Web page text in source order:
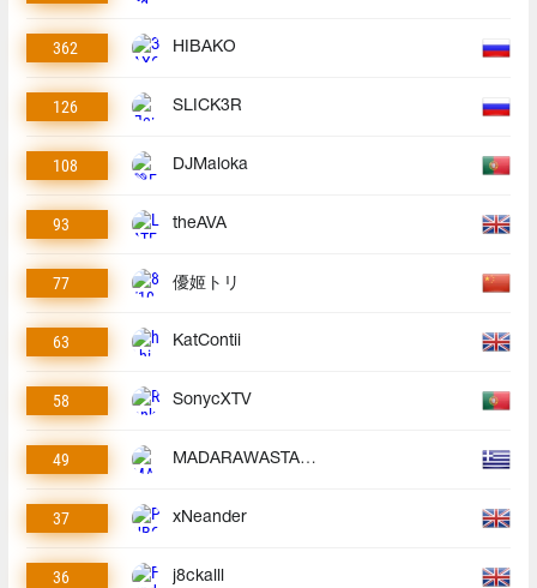
362 HIBAKO
126 SLICK3R
108 DJMaloka
93 theAVA
77 優姬トリ
63 KatContii
58 SonycXTV
49 MADARAWASTAKEN
37 xNeander
36 j8ckalll